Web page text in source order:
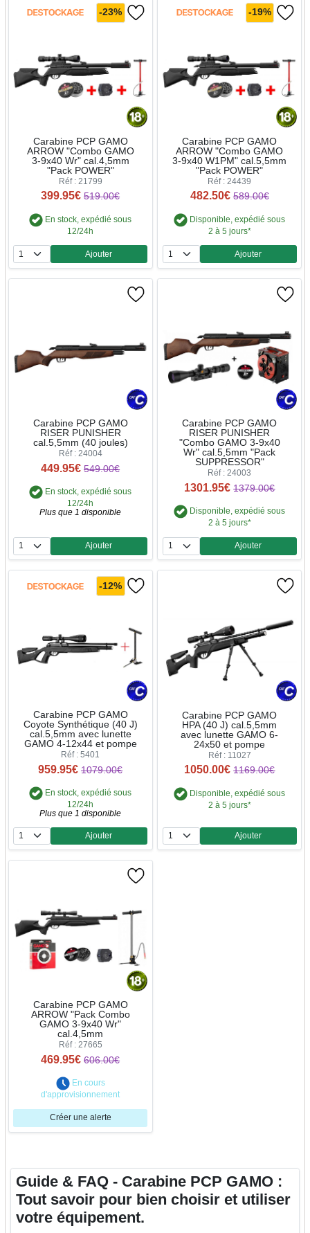
-23%
Carabine PCP GAMO
ARROW "Combo GAMO
3-9x40 Wr" cal.4,5mm
"Pack POWER"
Réf : 21799
399.95€ 519.00€
En stock, expédié sous
12/24h
Quantité
Ajouter
-19%
Carabine PCP GAMO
ARROW "Combo GAMO
3-9x40 W1PM" cal.5,5mm
"Pack POWER"
Réf : 24439
482.50€ 589.00€
Disponible, expédié sous
2 à 5 jours*
Quantité
Ajouter
Carabine PCP GAMO
RISER PUNISHER
cal.5,5mm (40 joules)
Réf : 24004
449.95€ 549.00€
En stock, expédié sous
12/24h
Plus que 1 disponible
Quantité
Ajouter
Carabine PCP GAMO
RISER PUNISHER
"Combo GAMO 3-9x40
Wr" cal.5,5mm "Pack
SUPPRESSOR"
Réf : 24003
1301.95€ 1379.00€
Disponible, expédié sous
2 à 5 jours*
Quantité
Ajouter
-12%
Carabine PCP GAMO
Coyote Synthétique (40 J)
cal.5,5mm avec lunette
GAMO 4-12x44 et pompe
Réf : 5401
959.95€ 1079.00€
En stock, expédié sous
12/24h
Plus que 1 disponible
Quantité
Ajouter
Carabine PCP GAMO
HPA (40 J) cal.5,5mm
avec lunette GAMO 6-
24x50 et pompe
Réf : 11027
1050.00€ 1169.00€
Disponible, expédié sous
2 à 5 jours*
Quantité
Ajouter
Carabine PCP GAMO
ARROW "Pack Combo
GAMO 3-9x40 Wr"
cal.4,5mm
Réf : 27665
469.95€ 606.00€
En cours
d'approvisionnement
Créer une alerte
Guide & FAQ - Carabine PCP GAMO :
Tout savoir pour bien choisir et utiliser
votre équipement.